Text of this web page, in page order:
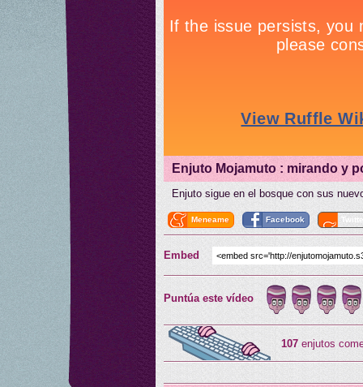
Enjuto Mojamuto : mirando y
Enjuto sigue en el bosque con sus
Meneame Facebook
Embed
Puntúa este vídeo
107 enjutos